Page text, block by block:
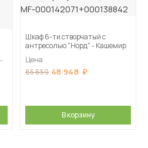
Шкаф 6-ти створчатый с
антресолью "Норд" - Кашемир
Цена
85 659 48 948
В корзину